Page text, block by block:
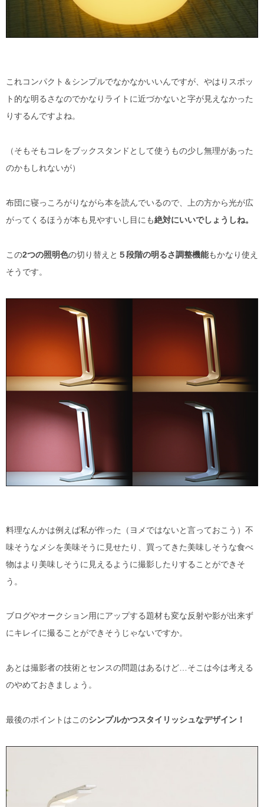
これコンパクト＆シンプルでなかなかいいんですが、やはりスポッ
ト的な明るさなのでかなりライトに近づかないと字が見えなかった
りするんですよね。
（そもそもコレをブックスタンドとして使うもの少し無理があった
のかもしれないが）
布団に寝っころがりながら本を読んでいるので、上の方から光が広
がってくるほうが本も見やすいし目にも絶対にいいでしょうしね。
この2つの照明色の切り替えと ５段階の明るさ調整機能もかなり使え
そうです。
料理なんかは例えば私が作った（ヨメではないと言っておこう）不
味そうなメシを美味そうに見せたり、買ってきた美味しそうな食べ
物はより美味しそうに見えるように撮影したりすることができそ
う。
ブログやオークション用にアップする題材も変な反射や影が出来ず
にキレイに撮ることができそうじゃないですか。
あとは撮影者の技術とセンスの問題はあるけど…そこは今は考える
のやめておきましょう。
最後のポイントはこのシンプルかつスタイリッシュなデザイン！